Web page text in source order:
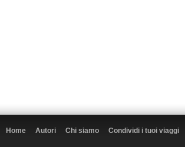
Home Autori Chi siamo Condividi i tuoi viaggi